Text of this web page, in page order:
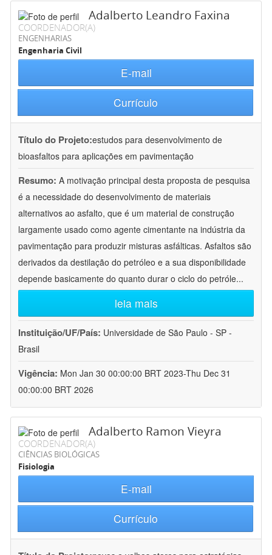
Adalberto Leandro Faxina
COORDENADOR(A)
ENGENHARIAS
Engenharia Civil
E-mail
Currículo
Título do Projeto:estudos para desenvolvimento de
bioasfaltos para aplicações em pavimentação
Resumo: A motivação principal desta proposta de pesquisa
é a necessidade do desenvolvimento de materiais
alternativos ao asfalto, que é um material de construção
largamente usado como agente cimentante na indústria da
pavimentação para produzir misturas asfálticas. Asfaltos são
derivados da destilação do petróleo e a sua disponibilidade
depende basicamente do quanto durar o ciclo do petróle...
leia mais
Instituição/UF/País: Universidade de São Paulo - SP -
Brasil
Vigência: Mon Jan 30 00:00:00 BRT 2023-Thu Dec 31
00:00:00 BRT 2026
Adalberto Ramon Vieyra
COORDENADOR(A)
CIÊNCIAS BIOLÓGICAS
Fisiologia
E-mail
Currículo